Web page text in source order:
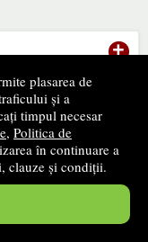
plasarea de
și a
timpul necesar
, Politica de
în continuare a
clauze și condiții.
+